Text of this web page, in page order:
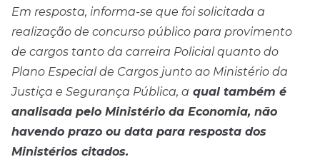
Em resposta, informa-se que foi solicitada a
realização de concurso público para provimento
de cargos tanto da carreira Policial quanto do
Plano Especial de Cargos junto ao Ministério da
Justiça e Segurança Pública, a qual também é
analisada pelo Ministério da Economia, não
havendo prazo ou data para resposta dos
Ministérios citados.